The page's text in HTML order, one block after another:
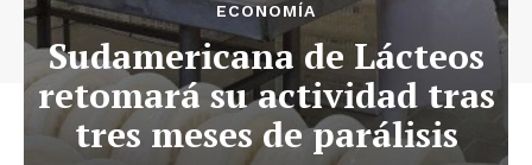
ECONOMÍA
Sudamericana de Lácteos
retomará su actividad tras
tres meses de parálisis